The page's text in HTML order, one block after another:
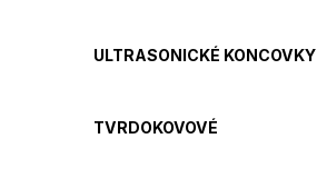
ULTRASONICKÉ KONCOVKY
TVRDOKOVOVÉ